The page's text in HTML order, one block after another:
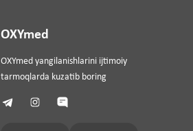
OXYmed
OXYmed yangilanishlarini ijtimoiy
tarmoqlarda kuzatib boring